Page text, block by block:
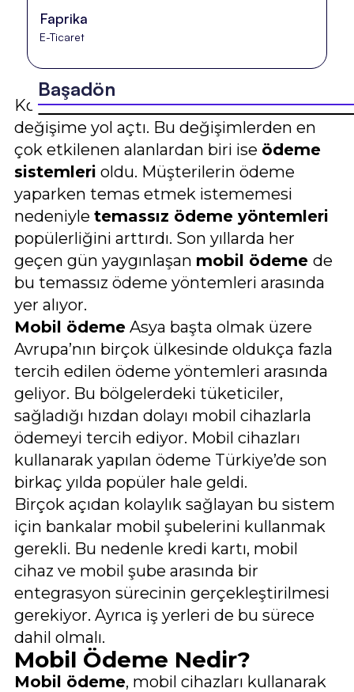
Faprika
E-Ticaret
Başadön
Korona virüs salgını dünyada birçok
değişime yol açtı. Bu değişimlerden en
çok etkilenen alanlardan biri ise ödeme
sistemleri oldu. Müşterilerin ödeme
yaparken temas etmek istememesi
nedeniyletemassız ödeme yöntemleri
popülerliğini arttırdı. Son yıllarda her
geçen gün yaygınlaşan mobil ödemede
bu temassız ödeme yöntemleri arasında
yer alıyor.
Mobil ödeme Asya başta olmak üzere
Avrupa’nın birçok ülkesinde oldukça fazla
tercih edilen ödeme yöntemleri arasında
geliyor. Bu bölgelerdeki tüketiciler,
sağladığı hızdan dolayı mobil cihazlarla
ödemeyi tercih ediyor. Mobil cihazları
kullanarak yapılan ödeme Türkiye’de son
birkaç yılda popüler hale geldi.
Birçok açıdan kolaylık sağlayan bu sistem
için bankalar mobil şubelerini kullanmak
gerekli. Bu nedenle kredi kartı, mobil
cihaz ve mobil şube arasında bir
entegrasyon sürecinin gerçekleştirilmesi
gerekiyor. Ayrıca iş yerleri de bu sürece
dahil olmalı.
Mobil Ödeme Nedir?
Mobil ödeme, mobil cihazları kullanarak